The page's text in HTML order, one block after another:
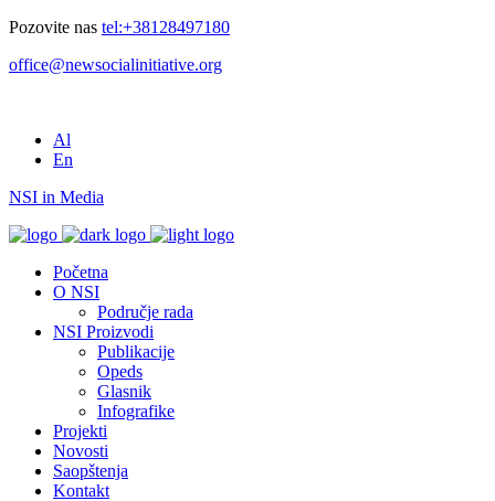
Pozovite nas tel:+38128497180
office@newsocialinitiative.org
Al
En
NSI in Media
Početna
O NSI
Područje rada
NSI Proizvodi
Publikacije
Opeds
Glasnik
Infografike
Projekti
Novosti
Saopštenja
Kontakt